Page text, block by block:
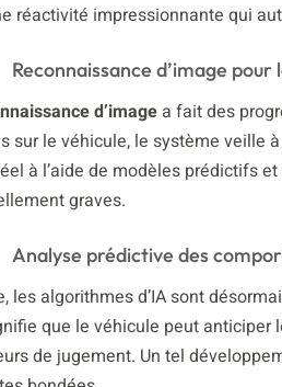
réactivité impressionnante qui
Reconnaissance d’image
d’imagea fait des
sur le véhicule, le système veille
à l’aide de modèles prédictifs
graves.
Analyse prédictive des
les algorithmes d’IA sont
que le véhicule peut
de jugement. Un tel